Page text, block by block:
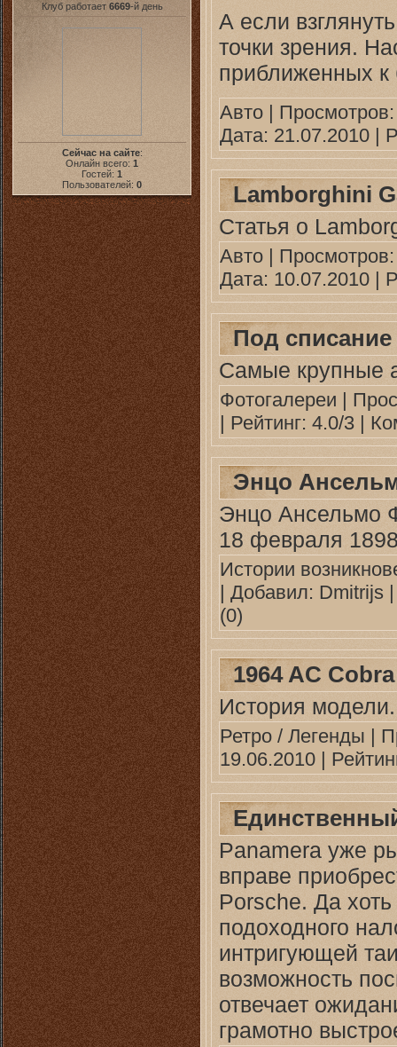
Клуб работает 6669-й день
Сейчас на сайте:
Онлайн всего: 1
Гостей: 1
Пользователей: 0
А если
точки зрения.
приближенных к
Авто |
Дата: 21.07.2010 |
Lamborghini
Статья о
Авто |
Дата: 10.07.2010 |
Под списание
Самые крупные
Фотогалереи |
| Рейтинг: 4.0/3 |
Энцо
Энцо Ансельмо
18 февраля
Истории
| Добавил: Dmitrijs
(0)
1964 AC
История модели.
Ретро / Легенды |
19.06.2010 |
Рanamera уже
вправе
Porsche. Да
подоходного
интригующей
возможность
отвечает
грамотно